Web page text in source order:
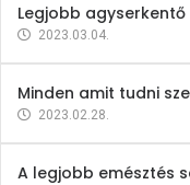
Legjobb
2023.03.04.
Minden amit tudni
2023.02.28.
A legjobb emésztés